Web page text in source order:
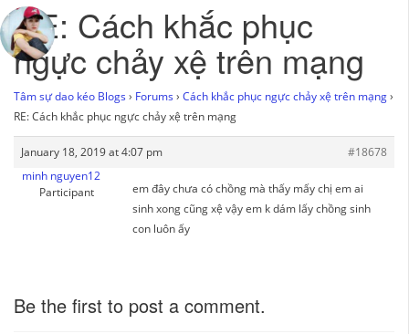
RE: Cách khắc phục
ngực chảy xệ trên mạng
Tâm sự dao kéo Blogs › Forums › Cách khắc phục ngực chảy xệ trên mạng›
RE: Cách khắc phục ngực chảy xệ trên mạng
January 18, 2019 at 4:07 pm
#18678
minh nguyen12
Participant
em đây chưa có chồng mà thấy mấy chị em ai
sinh xong cũng xệ vậy em k dám lấy chồng sinh
con luôn ấy
Be the first to post a comment.